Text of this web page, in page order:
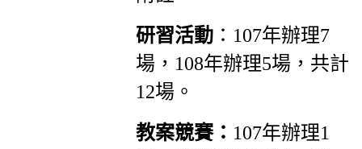
研習活動 ：107年辦理7
場，108年辦理5場，共計
12場。
教案競賽： 107年辦理1